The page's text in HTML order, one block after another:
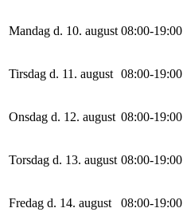
Mandag d. 10. august 08:00-19:00
Tirsdag d. 11. august 08:00-19:00
Onsdag d. 12. august 08:00-19:00
Torsdag d. 13. august 08:00-19:00
Fredag d. 14. august 08:00-19:00